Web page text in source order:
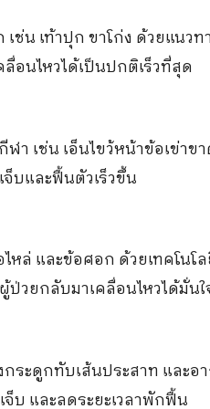
น เท้าปุก ขาโก่ง ด้วยแนวท
อนไหวได้เป็นปกติเร็วที่สุด
า เช่น เอ็นไขว้หน้าข้อเข่า
บและฟื้นตัวเร็วขึ้น
หล่ และข้อศอก ด้วยเทคโนโ
วยกลับมาเคลื่อนไหวได้มั่น
ะดูกทับเส้นประสาท และอ
บ และลดระยะเวลาพักฟื้น